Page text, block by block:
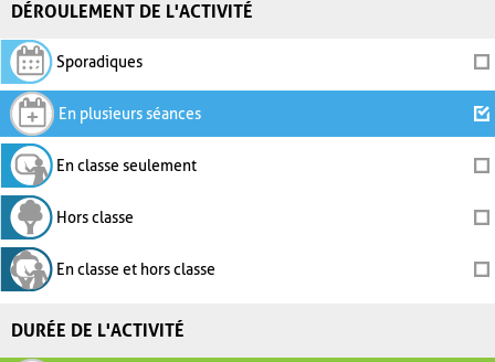
DÉROULEMENT DE L'ACTIVITÉ
Sporadiques
En plusieurs séances
En classe seulement
Hors classe
En classe et hors classe
DURÉE DE L'ACTIVITÉ